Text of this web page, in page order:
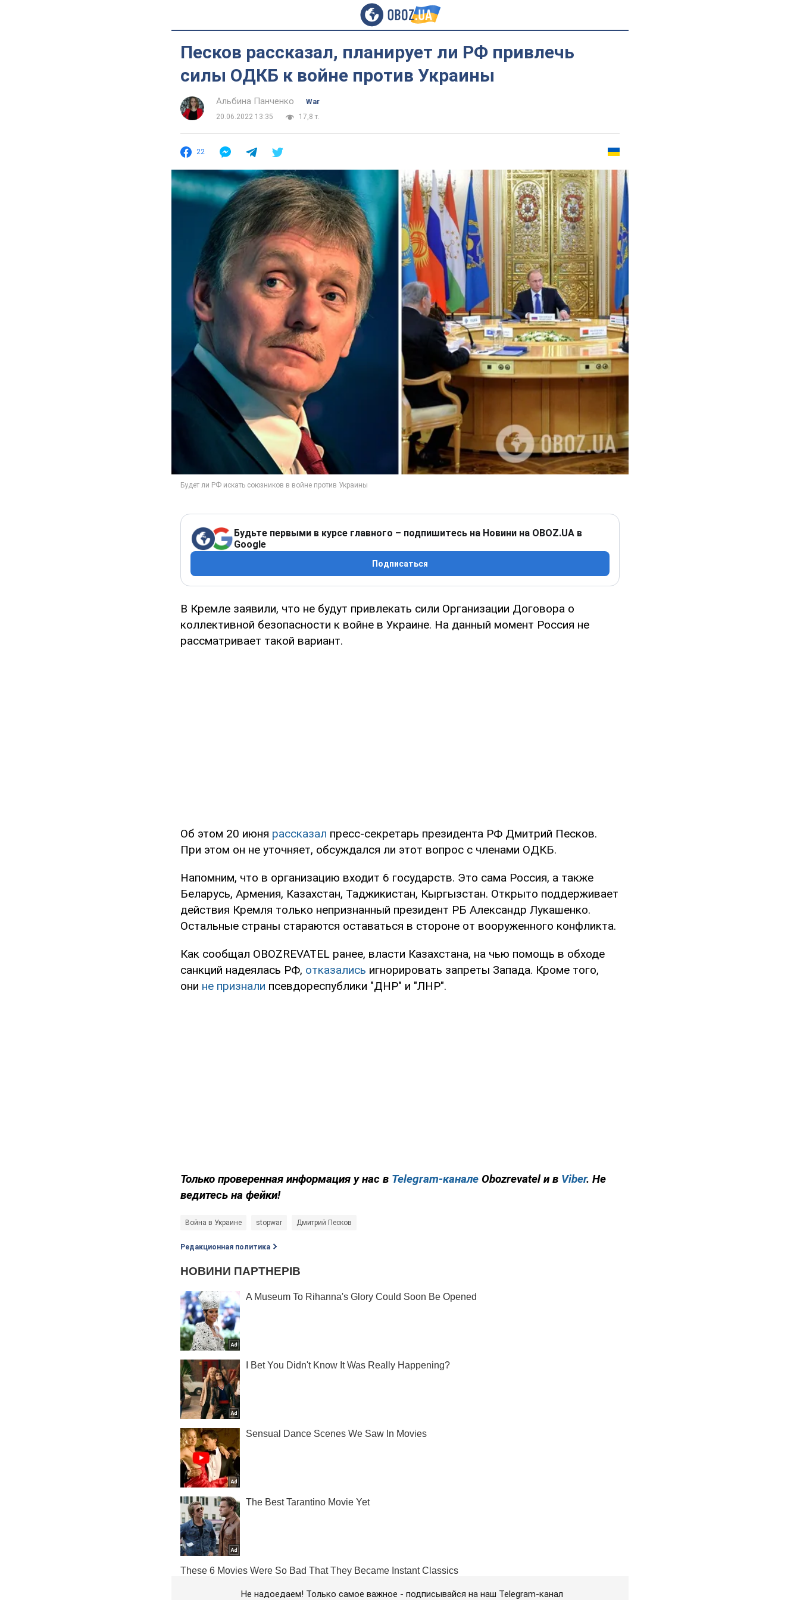
Песков рассказал, планирует ли РФ привлечь
силы ОДКБ к войне против Украины
Альбина Панченко
War
20.06.2022 13:35
17,8 т.
22
Будьте первыми в курсе главного – подпишитесь на Новини на OBOZ.UA в
Google
Подписаться
В Кремле заявили, что не будут привлекать сили Организации Договора о
коллективной безопасности к войне в Украине. На данный момент Россия не
рассматривает такой вариант.
Об этом 20 июня рассказал пресс-секретарь президента РФ Дмитрий Песков.
При этом он не уточняет, обсуждался ли этот вопрос с членами ОДКБ.
Напомним, что в организацию входит 6 государств. Это сама Россия, а также
Беларусь, Армения, Казахстан, Таджикистан, Кыргызстан. Открыто поддерживает
действия Кремля только непризнанный президент РБ Александр Лукашенко.
Остальные страны стараются оставаться в стороне от вооруженного конфликта.
Как сообщал OBOZREVATEL ранее, власти Казахстана, на чью помощь в обходе
санкций надеялась РФ, отказались игнорировать запреты Запада. Кроме того,
они не признали псевдореспублики "ДНР" и "ЛНР".
Только проверенная информация у нас в Telegram-канале Obozrevatel и в Viber. Не
ведитесь на фейки!
Война в Украине stopwar Дмитрий Песков
Редакционная политика
Не надоедаем! Только самое важное - подписывайся на наш Telegram-канал